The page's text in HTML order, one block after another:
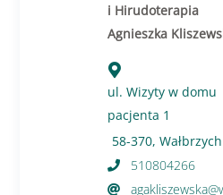
i Hirudoterapia
Agnieszka
ul. Wizyty w domu
pacjenta 1
58-370, Wałbrzych
510804266